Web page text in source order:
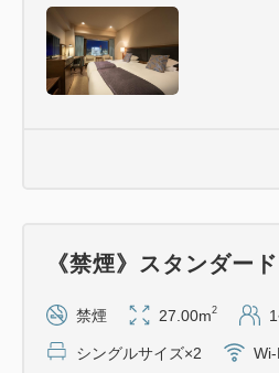
《禁煙》スタンダー
禁煙 27.00m2
シングルサイズ×2 Wi-